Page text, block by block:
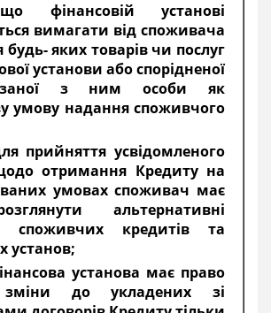
установі
вимагати від споживача
яких товарів чи послуг
установи або спорідненої
з ним особи як
умову надання споживчого
прийняття усвідомленого
отримання Кредиту на
умовах споживач має
альтернативні
споживчих кредитів та
установ;
установа має право
зміни до укладених зі